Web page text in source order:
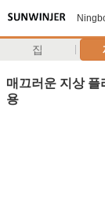
집
매끄러운 지상
용